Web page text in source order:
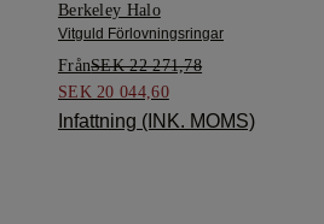
Berkeley Halo
Vitguld Förlovningsringar
FrånSEK 22 271,78
SEK 20 044,60
Infattning (INK. MOMS)